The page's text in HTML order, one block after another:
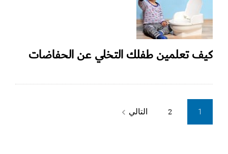
كيف تعلمين طفلك التخلي عن الحفاضات
pagination
1
2 التالي navigate_next